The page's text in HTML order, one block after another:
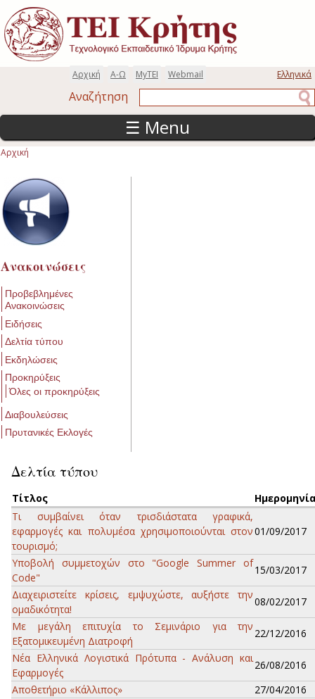
Παράκαμψη προς το κυρίως περιεχόμενο
Ελληνικά
Webmail
MyTEI
Α-Ω
Αρχική
Αναζήτηση
☰ Menu
Αρχική
Ανακοινώσεις
Προβεβλημένες
Ανακοινώσεις
Ειδήσεις
Δελτία τύπου
Εκδηλώσεις
Προκηρύξεις
Όλες οι προκηρύξεις
Διαβουλεύσεις
Πρυτανικές Εκλογές
Δελτία τύπου
Τίτλος
Τι συμβαίνει όταν τρισδιάστατα γραφικά,
εφαρμογές και πολυμέσα χρησιμοποιούνται στον
τουρισμό;
01/09/2017
Υποβολή συμμετοχών στο "Google Summer of
Code"
15/03/2017
Διαχειριστείτε κρίσεις, εμψυχώστε, αυξήστε την
ομαδικότητα!
08/02/2017
Με μεγάλη επιτυχία το Σεμινάριο για την
Εξατομικευμένη Διατροφή
22/12/2016
Νέα Ελληνικά Λογιστικά Πρότυπα - Ανάλυση και
Εφαρμογές
26/08/2016
Αποθετήριο «Κάλλιπος»
27/04/2016